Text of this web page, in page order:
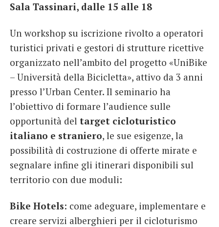
Sala Tassinari, dalle 15 alle 18
Un workshop su iscrizione rivolto a operatori
turistici privati e gestori di strutture ricettive
organizzato nell’ambito del progetto «UniBike
– Università della Bicicletta», attivo da 3 anni
presso l’Urban Center. Il seminario ha
l’obiettivo di formare l’audience sulle
opportunità del target cicloturistico
italiano e straniero, le sue esigenze, la
possibilità di costruzione di offerte mirate e
segnalare infine gli itinerari disponibili sul
territorio con due moduli:
Bike Hotels: come adeguare, implementare e
creare servizi alberghieri per il cicloturismo